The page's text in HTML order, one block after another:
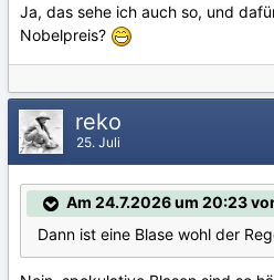
Ja, das sehe ich auch so, und
Nobelpreis?
reko
25. Juli
Am 24.7.2026 um 20:23
Dann ist eine Blase wohl der